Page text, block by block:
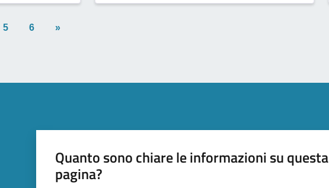
5 6 »
Quanto sono chiare le informazioni su questa
pagina?